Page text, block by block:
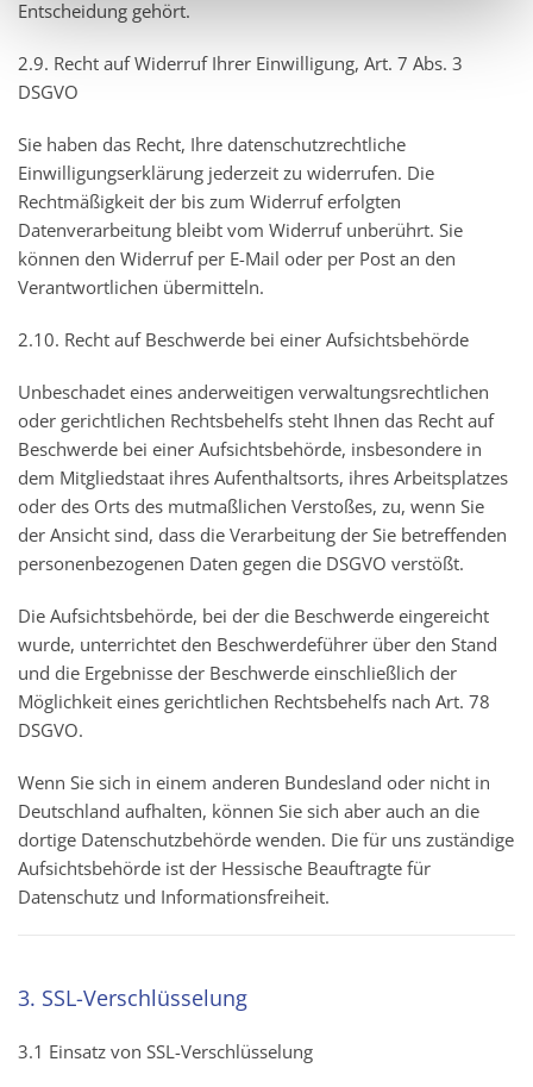
Entscheidung gehört.
2.9. Recht auf Widerruf Ihrer Einwilligung, Art. 7 Abs. 3
DSGVO
Sie haben das Recht, Ihre datenschutzrechtliche
Einwilligungserklärung jederzeit zu widerrufen. Die
Rechtmäßigkeit der bis zum Widerruf erfolgten
Datenverarbeitung bleibt vom Widerruf unberührt. Sie
können den Widerruf per E-Mail oder per Post an den
Verantwortlichen übermitteln.
2.10. Recht auf Beschwerde bei einer Aufsichtsbehörde
Unbeschadet eines anderweitigen verwaltungsrechtlichen
oder gerichtlichen Rechtsbehelfs steht Ihnen das Recht auf
Beschwerde bei einer Aufsichtsbehörde, insbesondere in
dem Mitgliedstaat ihres Aufenthaltsorts, ihres Arbeitsplatzes
oder des Orts des mutmaßlichen Verstoßes, zu, wenn Sie
der Ansicht sind, dass die Verarbeitung der Sie betreffenden
personenbezogenen Daten gegen die DSGVO verstößt.
Die Aufsichtsbehörde, bei der die Beschwerde eingereicht
wurde, unterrichtet den Beschwerdeführer über den Stand
und die Ergebnisse der Beschwerde einschließlich der
Möglichkeit eines gerichtlichen Rechtsbehelfs nach Art. 78
DSGVO.
Wenn Sie sich in einem anderen Bundesland oder nicht in
Deutschland aufhalten, können Sie sich aber auch an die
dortige Datenschutzbehörde wenden. Die für uns zuständige
Aufsichtsbehörde ist der Hessische Beauftragte für
Datenschutz und Informationsfreiheit.
3. SSL-Verschlüsselung
3.1 Einsatz von SSL-Verschlüsselung